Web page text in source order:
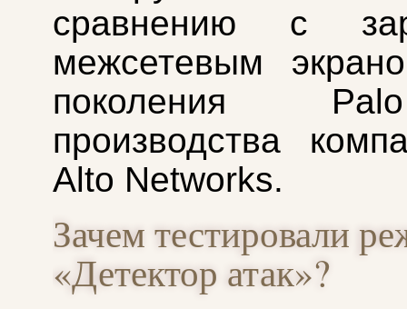
сравнению с
межсетевым
поколения
производства
Alto Networks.
Зачем тестировали
«Детектор атак»?